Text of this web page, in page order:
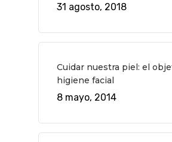
31 agosto, 2018
Cuidar nuestra piel: el
higiene facial
8 mayo, 2014